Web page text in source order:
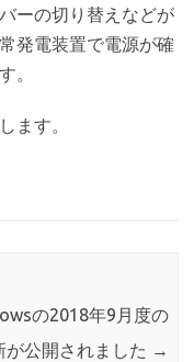
ーの切り替えなどが
発電装置で電源が確
。
ます。
の2018年9月度の
が公開されました →